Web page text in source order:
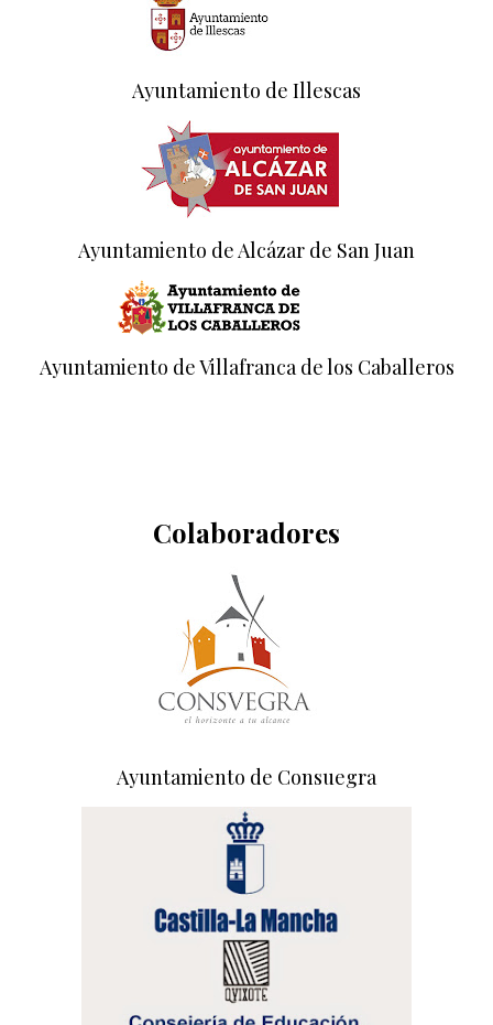
Ayuntamiento de Illescas
Ayuntamiento de Alcázar de San Juan
Ayuntamiento de Villafranca de los Caballeros
Colaboradores
Ayuntamiento de Consuegra